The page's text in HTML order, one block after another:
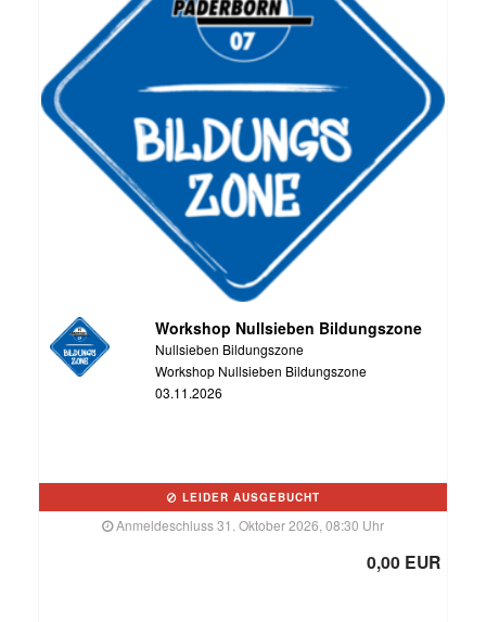
Workshop Nullsieben Bildungszone
Nullsieben Bildungszone
Workshop Nullsieben Bildungszone
03.11.2026
LEIDER AUSGEBUCHT
Anmeldeschluss 31. Oktober 2026, 08:30 Uhr
0,00 EUR